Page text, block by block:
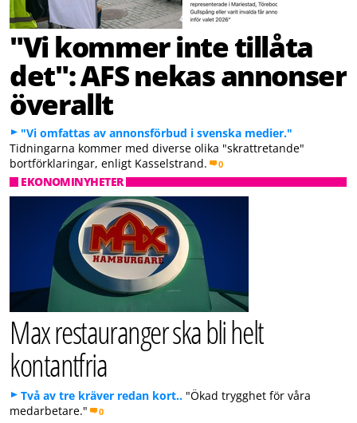
"Vi kommer inte tillåta
det": AFS nekas annonser
överallt
"Vi omfattas av annonsförbud i svenska medier."
Tidningarna kommer med diverse olika "skrattretande"
bortförklaringar, enligt Kasselstrand.
0
EKONOMINYHETER
Max restauranger ska bli helt
kontantfria
Två av tre kräver redan kort.. "Ökad trygghet för våra
medarbetare."
0